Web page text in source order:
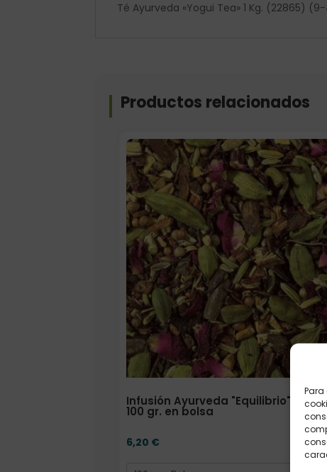
Té Ayurveda «Yogui Tea» 1 Kg. (22865)
Productos relacionados
Infusión Ayurveda "Equilibrio"
100 gr. en bolsa
6,20 €
Formato